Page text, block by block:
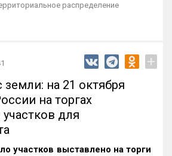
распределение
+
на 21 октября
на торгах
участков для
участков выставлено на торги